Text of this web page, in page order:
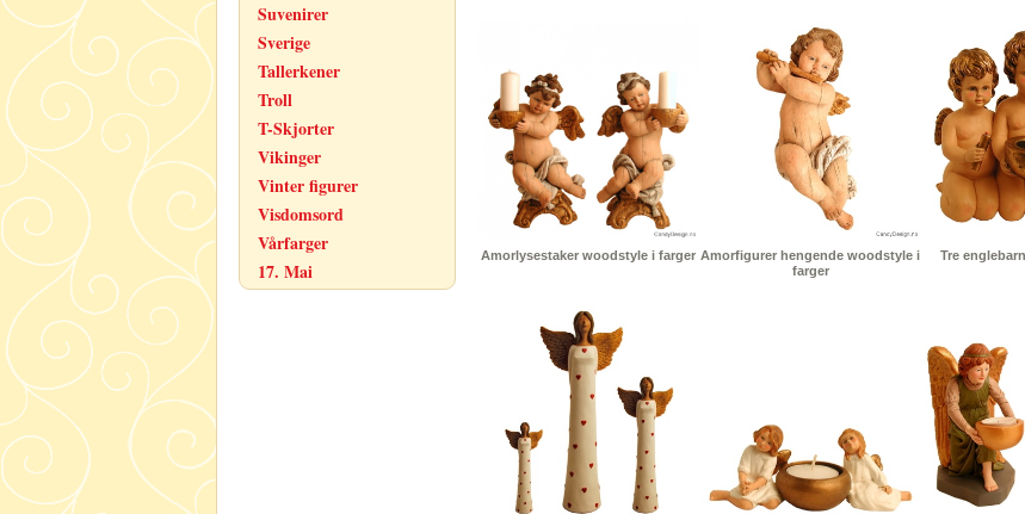
Suvenirer
Sverige
Tallerkener
Troll
T-Skjorter
Vikinger
Vinter figurer
Visdomsord
Vårfarger
17. Mai
Amorlysestaker woodstyle i farger Amorfigurer hengende woodstyle i
farger
Tre